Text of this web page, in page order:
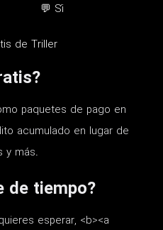
💬 Sí
de Triller
paquetes de pago en
acumulado en lugar de
y más.
de tiempo?
esperar, <b><a